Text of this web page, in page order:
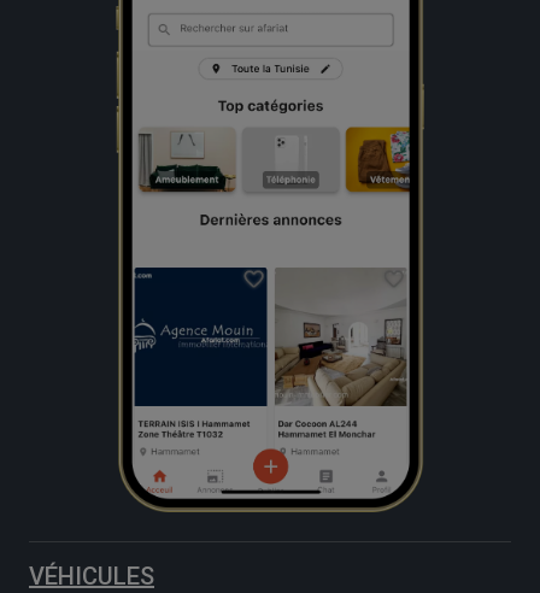
VÉHICULES